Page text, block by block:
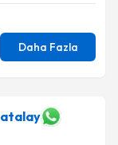
Daha Fazla